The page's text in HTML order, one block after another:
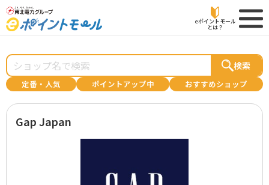
eポイントモール
とは？
検索
定番・人気 ポイントアップ中 おすすめショップ
Gap Japan